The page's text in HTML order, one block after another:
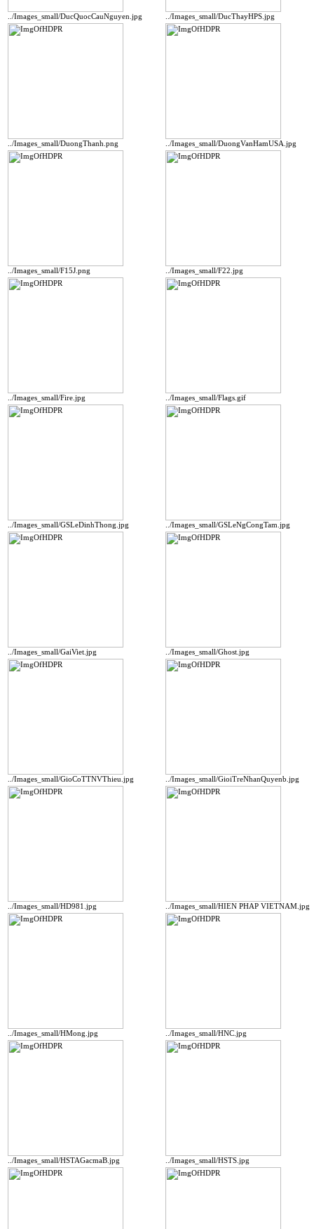
../Images_small/DucQuocCauNguyen.jpg ../Images_small/DucThayHPS.jpg
../Images_small/DuongThanh.png ../Images_small/DuongVanHamUSA.jpg
../Images_small/F15J.png ../Images_small/F22.jpg
../Images_small/Fire.jpg ../Images_small/Flags.gif
../Images_small/GSLeDinhThong.jpg ../Images_small/GSLeNgCongTam.jpg
../Images_small/GaiViet.jpg ../Images_small/Ghost.jpg
../Images_small/GioCoTTNVThieu.jpg ../Images_small/GioiTreNhanQuyenb.jpg
../Images_small/HD981.jpg ../Images_small/HIEN PHAP VIETNAM.jpg
../Images_small/HMong.jpg ../Images_small/HNC.jpg
../Images_small/HSTAGacmaB.jpg ../Images_small/HSTS.jpg